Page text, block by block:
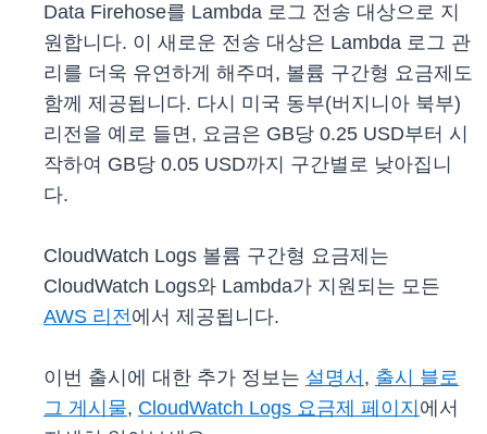
Data Firehose를 Lambda 로그 전송 대상으로 지
원합니다. 이 새로운 전송 대상은 Lambda 로그 관
리를 더욱 유연하게 해주며, 볼륨 구간형 요금제도
함께 제공됩니다. 다시 미국 동부(버지니아 북부)
리전을 예로 들면, 요금은 GB당 0.25 USD부터 시
작하여 GB당 0.05 USD까지 구간별로 낮아집니
다.
CloudWatch Logs 볼륨 구간형 요금제는
CloudWatch Logs와 Lambda가 지원되는 모든
AWS 리전에서 제공됩니다.
이번 출시에 대한 추가 정보는 설명서 , 출시 블로
그 게시물, CloudWatch Logs 요금제 페이지 에서